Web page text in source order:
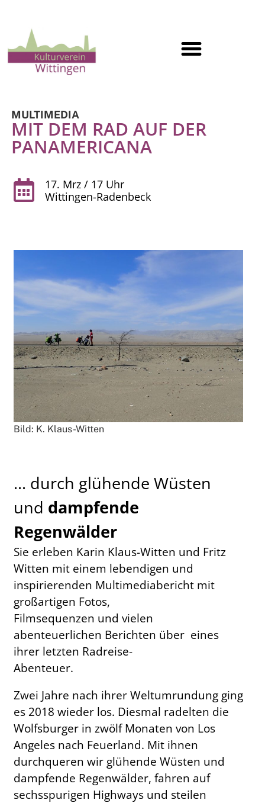
MULTIMEDIA
MIT DEM RAD AUF DER
PANAMERICANA
17. Mrz / 17 Uhr
Wittingen-Radenbeck
Bild: K. Klaus-Witten
... durch glühende Wüsten
und dampfende
Regenwälder
Sie erleben Karin Klaus-Witten und Fritz
Witten mit einem lebendigen und
inspirierenden Multimediabericht mit
großartigen Fotos,
Filmsequenzen und vielen
abenteuerlichen Berichten über eines
ihrer letzten Radreise-
Abenteuer.
Zwei Jahre nach ihrer Weltumrundung ging
es 2018 wieder los. Diesmal radelten die
Wolfsburger in zwölf Monaten von Los
Angeles nach Feuerland. Mit ihnen
durchqueren wir glühende Wüsten und
dampfende Regenwälder, fahren auf
sechsspurigen Highways und steilen